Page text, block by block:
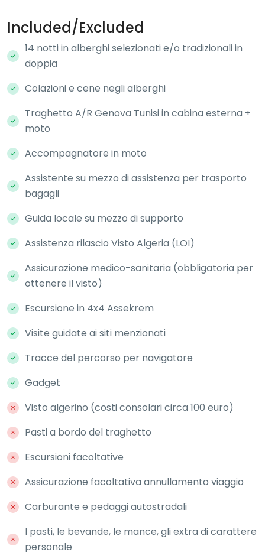
Included/Excluded
14 notti in alberghi selezionati e/o tradizionali in
doppia
Colazioni e cene negli alberghi
Traghetto A/R Genova Tunisi in cabina esterna +
moto
Accompagnatore in moto
Assistente su mezzo di assistenza per trasporto
bagagli
Guida locale su mezzo di supporto
Assistenza rilascio Visto Algeria (LOI)
Assicurazione medico-sanitaria (obbligatoria per
ottenere il visto)
Escursione in 4x4 Assekrem
Visite guidate ai siti menzionati
Tracce del percorso per navigatore
Gadget
Visto algerino (costi consolari circa 100 euro)
Pasti a bordo del traghetto
Escursioni facoltative
Assicurazione facoltativa annullamento viaggio
Carburante e pedaggi autostradali
I pasti, le bevande, le mance, gli extra di carattere
personale